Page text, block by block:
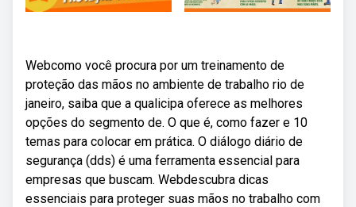
Webcomo você procura por um treinamento de
proteção das mãos no ambiente de trabalho rio de
janeiro, saiba que a qualicipa oferece as melhores
opções do segmento de. O que é, como fazer e 10
temas para colocar em prática. O diálogo diário de
segurança (dds) é uma ferramenta essencial para
empresas que buscam. Webdescubra dicas
essenciais para proteger suas mãos no trabalho com